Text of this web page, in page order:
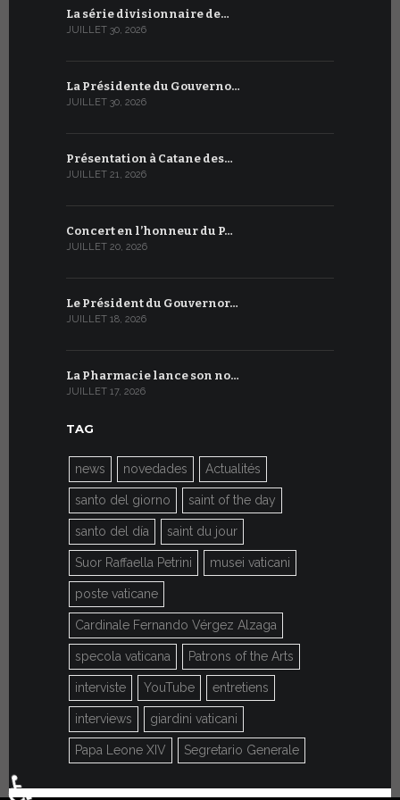
La série divisionnaire de…
JUILLET 30, 2026
La Présidente du Gouverno…
JUILLET 30, 2026
Présentation à Catane des…
JUILLET 21, 2026
Concert en l’honneur du P…
JUILLET 20, 2026
Le Président du Gouvernor…
JUILLET 18, 2026
La Pharmacie lance son no…
JUILLET 17, 2026
TAG
news novedades Actualités
santo del giorno saint of the day
santo del día saint du jour
Suor Raffaella Petrini musei vaticani
poste vaticane
Cardinale Fernando Vérgez Alzaga
specola vaticana Patrons of the Arts
interviste YouTube entretiens
interviews giardini vaticani
Papa Leone XIV Segretario Generale